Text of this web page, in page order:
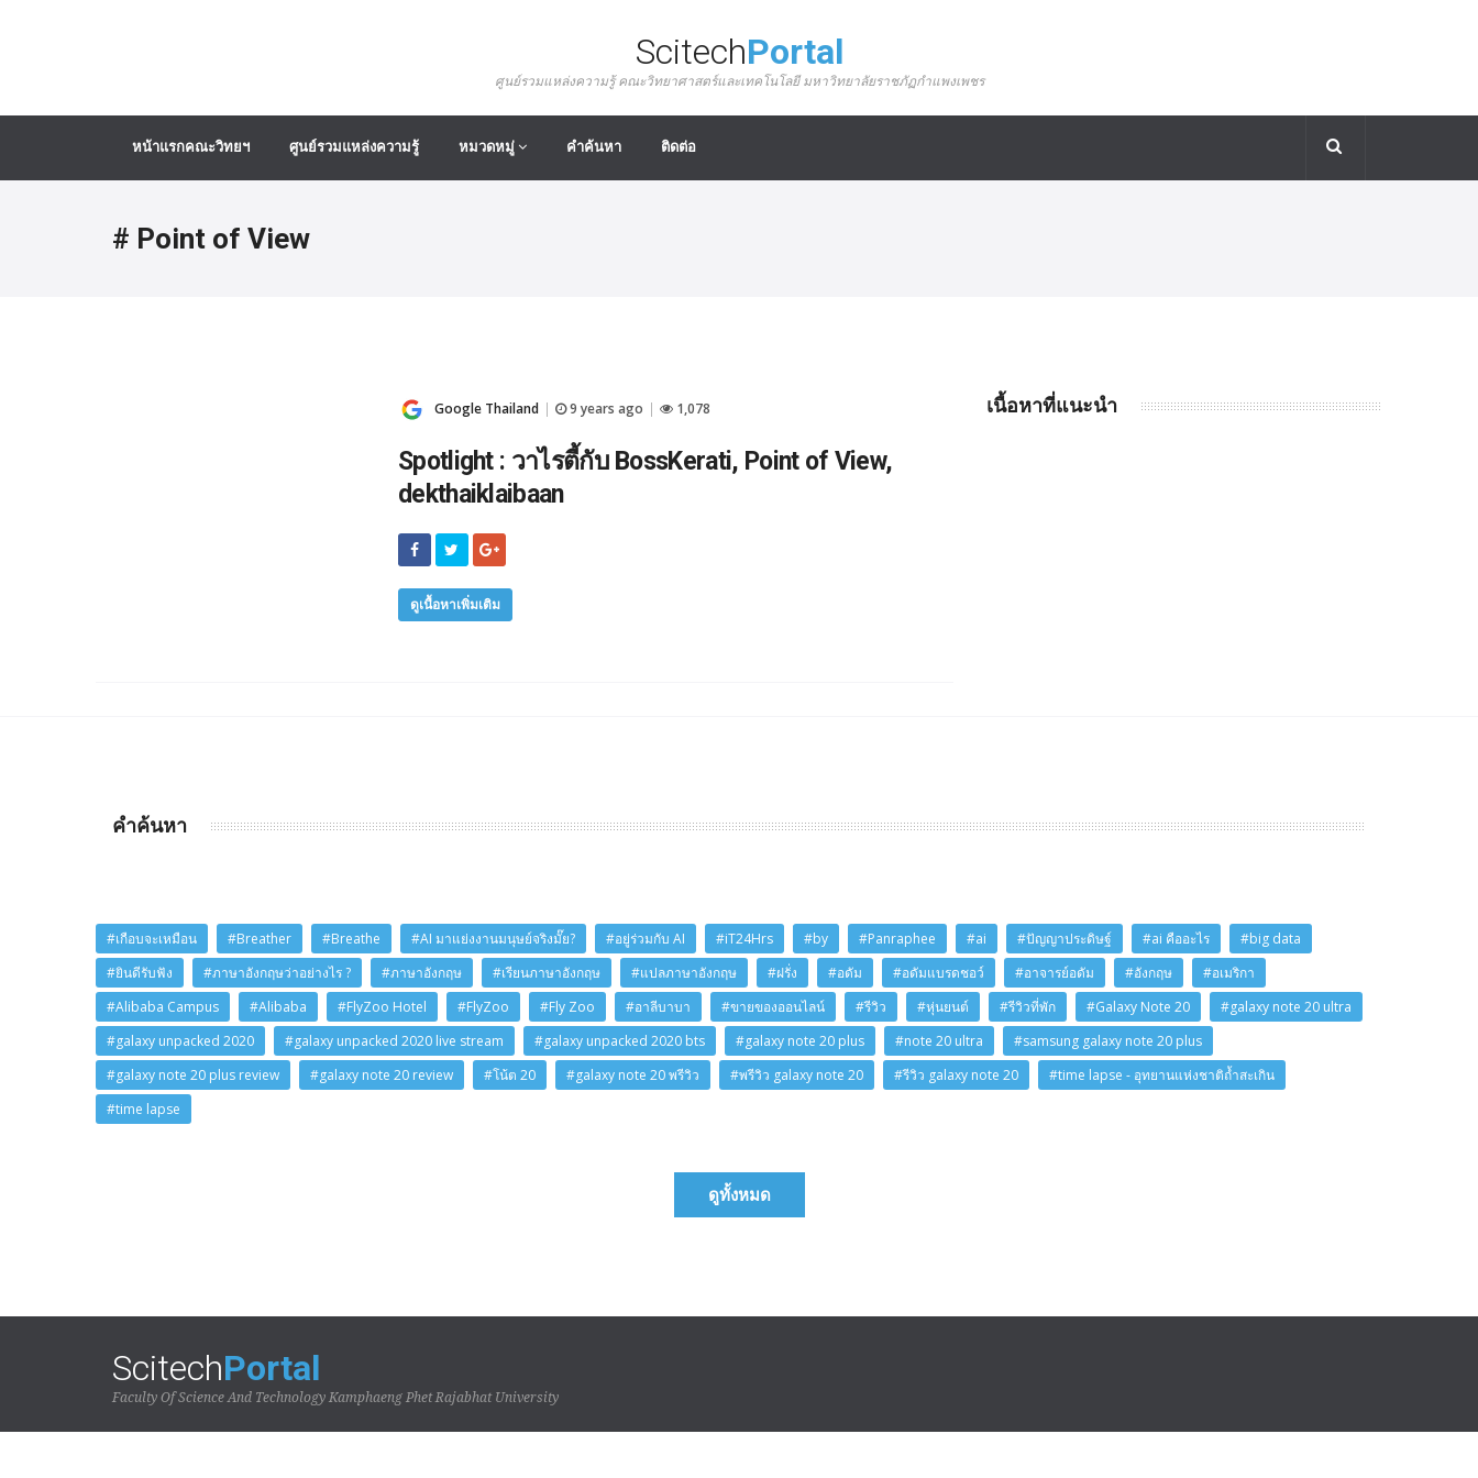
ScitechPortal
ศูนย์รวมแหล่งความรู้ คณะวิทยาศาสตร์และเทคโนโลยี มหาวิทยาลัยราชภัฏกำแพงเพชร
หน้าแรกคณะวิทยฯ ศูนย์รวมแหล่งความรู้ หมวดหมู่ คำค้นหา ติดต่อ
# Point of View
Google Thailand 9 years ago 1,078
Spotlight : วาไรตี้กับ BossKerati, Point of View,
dekthaiklaibaan
ดูเนื้อหาเพิ่มเติม
เนื้อหาที่แนะนำ
คำค้นหา
#เกือบจะเหมือน #Breather #Breathe #AI มาแย่งงานมนุษย์จริงมั๊ย? #อยู่ร่วมกับ AI #iT24Hrs #by #Panraphee #ai #ปัญญาประดิษฐ์ #ai คืออะไร
#big data
#ยินดีรับฟัง
#ภาษาอังกฤษว่าอย่างไร ? #ภาษาอังกฤษ #เรียนภาษาอังกฤษ #แปลภาษาอังกฤษ #ฝรั่ง #อดัม #อดัมแบรดชอว์ #อาจารย์อดัม #อังกฤษ
#อเมริกา
#Alibaba Campus
#Alibaba #FlyZoo Hotel #FlyZoo #Fly Zoo #อาลีบาบา #ขายของออนไลน์ #รีวิว #หุ่นยนต์ #รีวิวที่พัก #Galaxy Note 20
#galaxy note 20 ultra
#galaxy unpacked 2020
#galaxy unpacked 2020 live stream #galaxy unpacked 2020 bts #galaxy note 20 plus #note 20 ultra
#samsung galaxy note 20 plus
#galaxy note 20 plus review
#galaxy note 20 review #โน้ต 20 #galaxy note 20 พรีวิว #พรีวิว galaxy note 20 #รีวิว galaxy note 20
#time lapse - อุทยานแห่งชาติถ้ำสะเกิน
#time lapse
ดูทั้งหมด
ScitechPortal
Faculty Of Science And Technology Kamphaeng Phet Rajabhat University